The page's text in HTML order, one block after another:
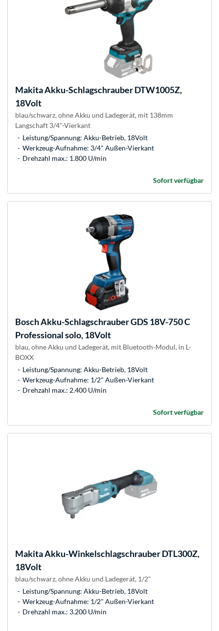
MakitaAkku-Schlagschrauber DTW1005Z,
18Volt
blau/schwarz, ohne Akku und Ladegerät, mit 138mm
Langschaft 3/4"-Vierkant
Leistung/Spannung: Akku-Betrieb, 18Volt
Werkzeug-Aufnahme: 3/4" Außen-Vierkant
Drehzahl max.: 1.800 U/min
Sofort verfügbar
BoschAkku-Schlagschrauber GDS 18V-750 C
Professional solo, 18Volt
blau, ohne Akku und Ladegerät, mit Bluetooth-Modul, in L-
BOXX
Leistung/Spannung: Akku-Betrieb, 18Volt
Werkzeug-Aufnahme: 1/2" Außen-Vierkant
Drehzahl max.: 2.400 U/min
Sofort verfügbar
MakitaAkku-Winkelschlagschrauber DTL300Z,
18Volt
blau/schwarz, ohne Akku und Ladegerät, 1/2"
Leistung/Spannung: Akku-Betrieb, 18Volt
Werkzeug-Aufnahme: 1/2" Außen-Vierkant
Drehzahl max.: 3.200 U/min